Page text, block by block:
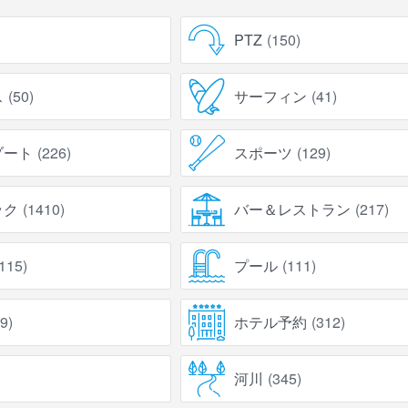
PTZ (150)
(50) サーフィン (41)
ト (226) スポーツ (129)
(1410) バー＆レストラン (217)
) プール (111)
) ホテル予約 (312)
河川 (345)